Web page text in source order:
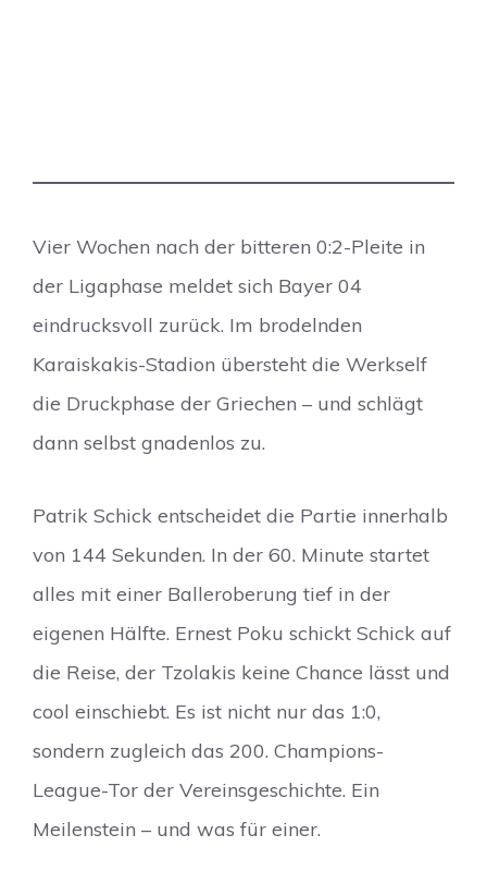
Vier Wochen nach der bitteren 0:2-Pleite in
der Ligaphase meldet sich Bayer 04
eindrucksvoll zurück. Im brodelnden
Karaiskakis-Stadion übersteht die Werkself
die Druckphase der Griechen – und schlägt
dann selbst gnadenlos zu.
Patrik Schick entscheidet die Partie innerhalb
von 144 Sekunden. In der 60. Minute startet
alles mit einer Balleroberung tief in der
eigenen Hälfte. Ernest Poku schickt Schick auf
die Reise, der Tzolakis keine Chance lässt und
cool einschiebt. Es ist nicht nur das 1:0,
sondern zugleich das 200. Champions-
League-Tor der Vereinsgeschichte. Ein
Meilenstein – und was für einer.